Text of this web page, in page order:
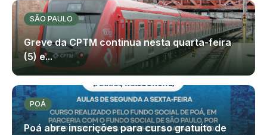
SÃO PAULO
Greve da CPTM continua nesta quarta-feira
(5) e...
POÁ
Poá abre inscrições para curso gratuito de